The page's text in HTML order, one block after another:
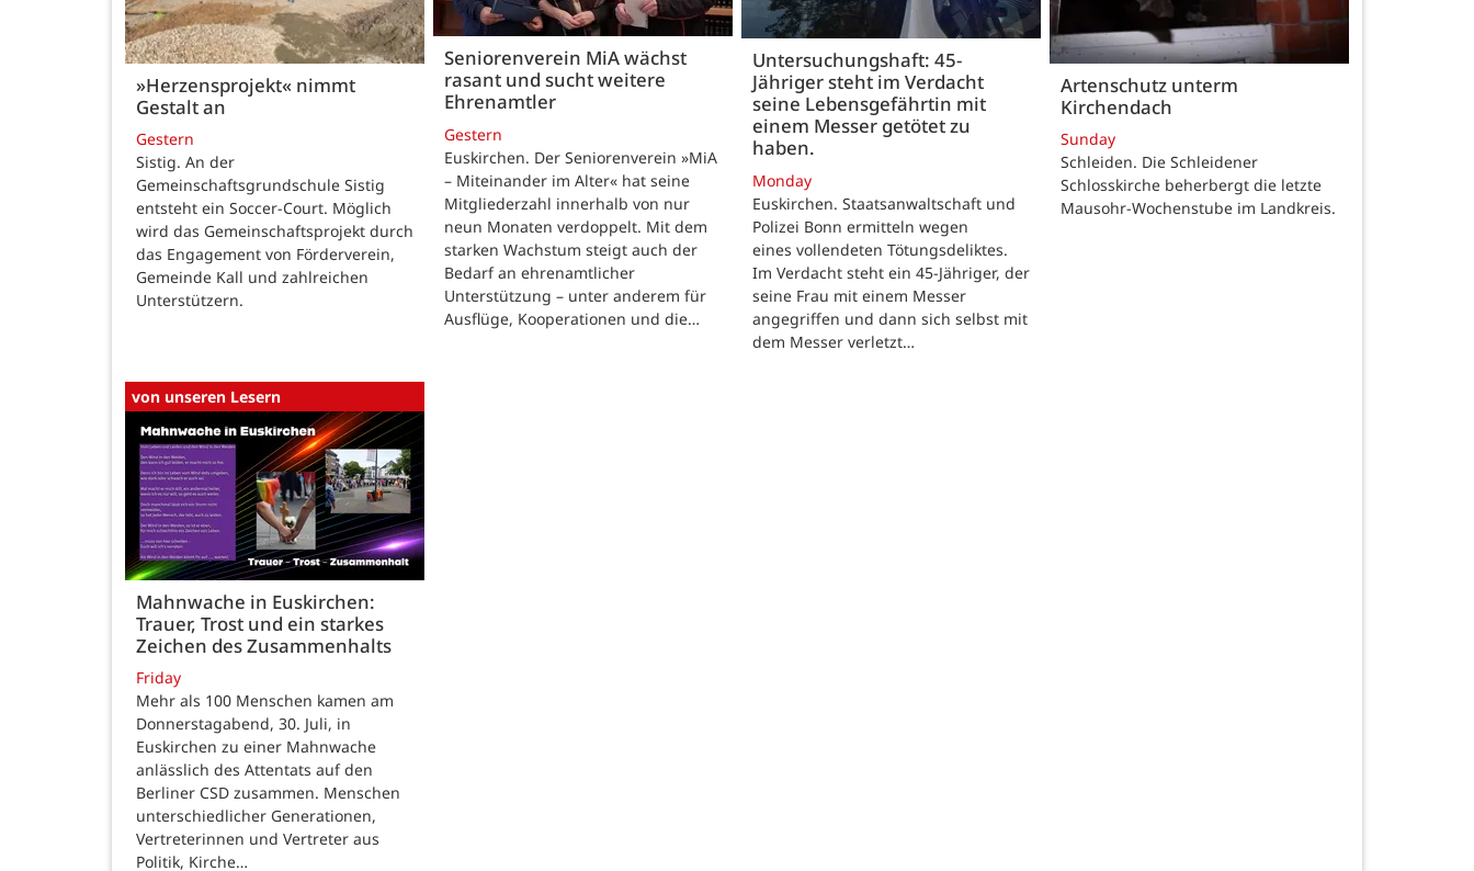
»Herzensprojekt« nimmt
Gestalt an
Gestern
Sistig. An der
Gemeinschaftsgrundschule Sistig
entsteht ein Soccer-Court. Möglich
wird das Gemeinschaftsprojekt durch
das Engagement von Förderverein,
Gemeinde Kall und zahlreichen
Unterstützern.
Seniorenverein MiA wächst
rasant und sucht weitere
Ehrenamtler
Gestern
Euskirchen. Der Seniorenverein »MiA
– Miteinander im Alter« hat seine
Mitgliederzahl innerhalb von nur
neun Monaten verdoppelt. Mit dem
starken Wachstum steigt auch der
Bedarf an ehrenamtlicher
Unterstützung – unter anderem für
Ausflüge, Kooperationen und die…
Untersuchungshaft: 45-
Jähriger steht im Verdacht
seine Lebensgefährtin mit
einem Messer getötet zu
haben.
Monday
Euskirchen. Staatsanwaltschaft und
Polizei Bonn ermitteln wegen
eines vollendeten Tötungsdeliktes.
Im Verdacht steht ein 45-Jähriger, der
seine Frau mit einem Messer
angegriffen und dann sich selbst mit
dem Messer verletzt…
Artenschutz unterm
Kirchendach
Sunday
Schleiden. Die Schleidener
Schlosskirche beherbergt die letzte
Mausohr-Wochenstube im Landkreis.
von unseren Lesern
Mahnwache in Euskirchen:
Trauer, Trost und ein starkes
Zeichen des Zusammenhalts
Friday
Mehr als 100 Menschen kamen am
Donnerstagabend, 30. Juli, in
Euskirchen zu einer Mahnwache
anlässlich des Attentats auf den
Berliner CSD zusammen. Menschen
unterschiedlicher Generationen,
Vertreterinnen und Vertreter aus
Politik, Kirche…